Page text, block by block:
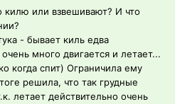
килю или взвешивают? И что
- бывает киль едва
много двигается и летает...
когда спит) Ограничила ему
решила, что так грудные
летает действительно очень